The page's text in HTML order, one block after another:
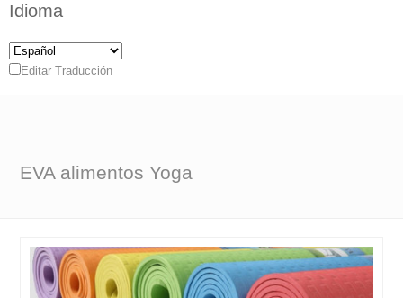
Idioma
Editar Traducción
EVA alimentos Yoga